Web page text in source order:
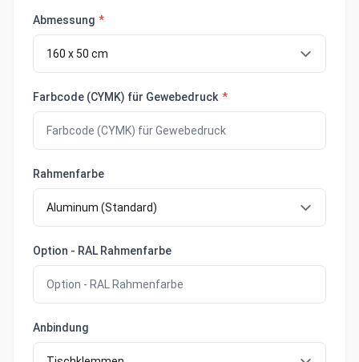
Abmessung *
Farbcode (CYMK) für Gewebedruck *
Rahmenfarbe
Option - RAL Rahmenfarbe
Anbindung